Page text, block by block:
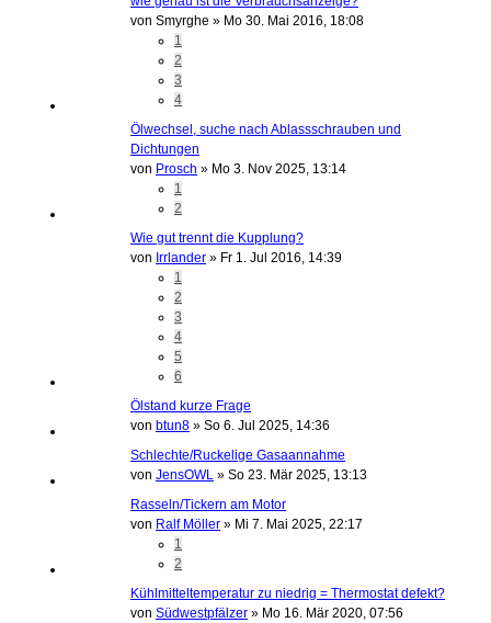
von Smyrghe » Mo 30. Mai 2016, 18:08
1
2
3
4
Ölwechsel, suche nach Ablassschrauben und
Dichtungen
von Prosch » Mo 3. Nov 2025, 13:14
1
2
Wie gut trennt die Kupplung?
von Irrlander » Fr 1. Jul 2016, 14:39
1
2
3
4
5
6
Ölstand kurze Frage
von btun8 » So 6. Jul 2025, 14:36
Schlechte/Ruckelige Gasaannahme
von JensOWL » So 23. Mär 2025, 13:13
Rasseln/Tickern am Motor
von Ralf Möller » Mi 7. Mai 2025, 22:17
1
2
Kühlmitteltemperatur zu niedrig = Thermostat defekt?
von Südwestpfälzer » Mo 16. Mär 2020, 07:56